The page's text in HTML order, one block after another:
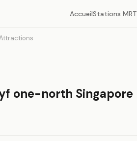
AccueilStations MRT
one-north Singapore